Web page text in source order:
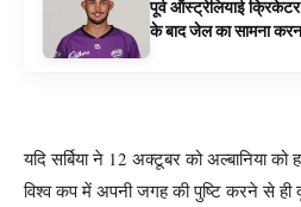
पूर्व ऑस्ट्रेलियाई
के बाद जेल का सामना
यदि सर्बिया ने 12 अक्टूबर को अल्बानिया
विश्व कप में अपनी जगह की पुष्टि करने से ही